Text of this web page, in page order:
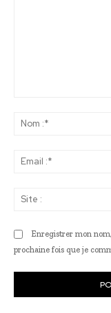
Enregistrer mon
prochaine fois que je